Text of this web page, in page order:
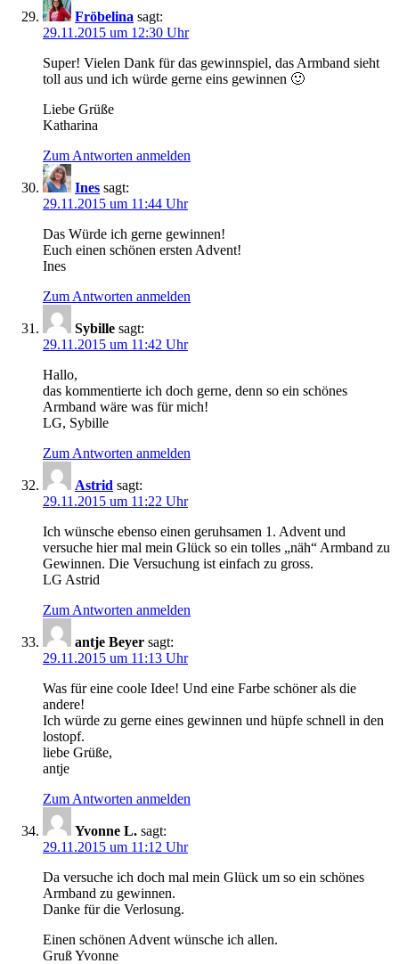
Fröbelina sagt:
29.11.2015 um 12:30 Uhr
Super! Vielen Dank für das gewinnspiel, das Armband sieht
toll aus und ich würde gerne eins gewinnen 🙂
Liebe Grüße
Katharina
Zum Antworten anmelden
Ines sagt:
29.11.2015 um 11:44 Uhr
Das Würde ich gerne gewinnen!
Euch einen schönen ersten Advent!
Ines
Zum Antworten anmelden
Sybille sagt:
29.11.2015 um 11:42 Uhr
Hallo,
das kommentierte ich doch gerne, denn so ein schönes
Armband wäre was für mich!
LG, Sybille
Zum Antworten anmelden
Astrid sagt:
29.11.2015 um 11:22 Uhr
Ich wünsche ebenso einen geruhsamen 1. Advent und
versuche hier mal mein Glück so ein tolles „näh“ Armband zu
Gewinnen. Die Versuchung ist einfach zu gross.
LG Astrid
Zum Antworten anmelden
antje Beyer sagt:
29.11.2015 um 11:13 Uhr
Was für eine coole Idee! Und eine Farbe schöner als die
andere!
Ich würde zu gerne eines gewinnen und hüpfe schnell in den
lostopf.
liebe Grüße,
antje
Zum Antworten anmelden
Yvonne L. sagt:
29.11.2015 um 11:12 Uhr
Da versuche ich doch mal mein Glück um so ein schönes
Armband zu gewinnen.
Danke für die Verlosung.
Einen schönen Advent wünsche ich allen.
Gruß Yvonne